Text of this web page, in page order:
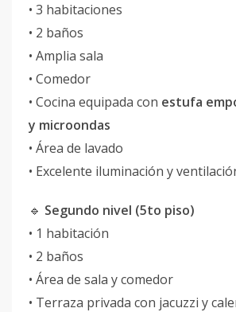
• 3 habitaciones
• 2 baños
• Amplia sala
• Comedor
• Cocina equipada con estufa
y microondas
• Área de lavado
• Excelente iluminación y
🔹 Segundo nivel (5to piso)
• 1 habitación
• 2 baños
• Área de sala y comedor
• Terraza privada con jacuzzi y